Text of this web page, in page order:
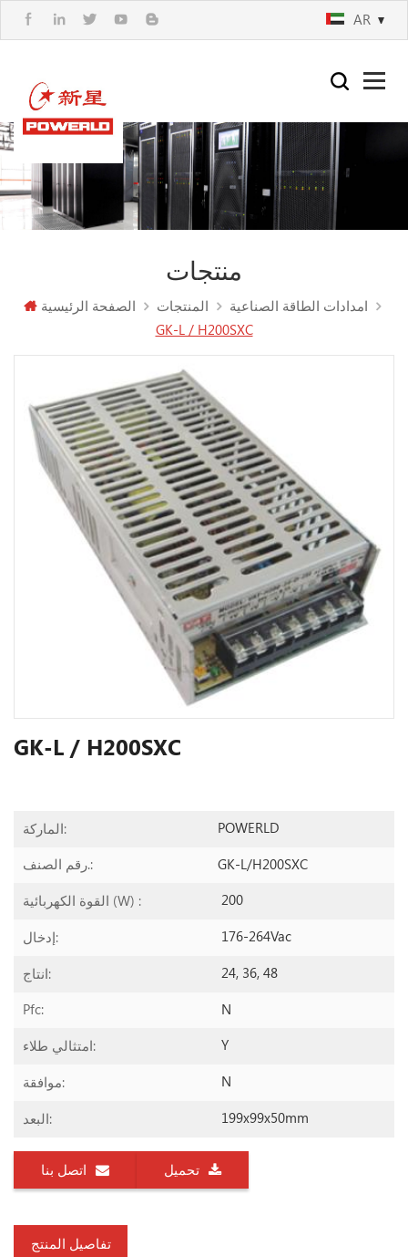
AR
منتجات
الصفحة الرئيسية المنتجات
امدادات الطاقة الصناعية
GK-L / H200SXC
GK-L / H200SXC
الماركة: POWERLD
رقم الصنف.: GK-L/H200SXC
القوة الكهربائية (W) : 200
إدخال: 176-264Vac
انتاج: 24, 36, 48
Pfc: N
امتثالي طلاء: Y
موافقة: N
البعد: 199x99x50mm
اتصل بنا تحميل
تفاصيل المنتج